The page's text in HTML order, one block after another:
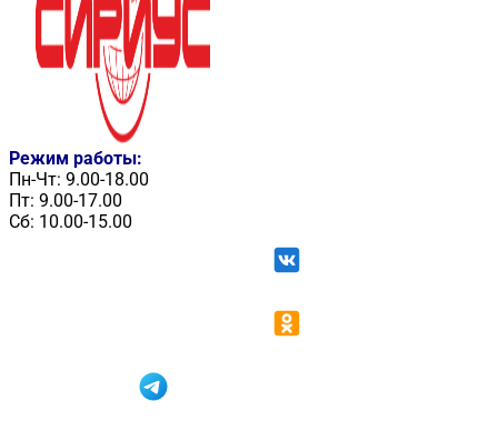
Режим работы:
Пн-Чт: 9.00-18.00
Пт: 9.00-17.00
Сб: 10.00-15.00